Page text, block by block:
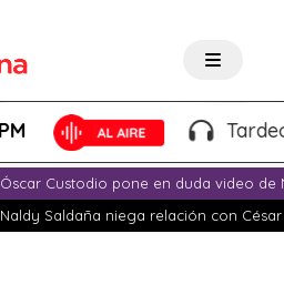
Tardeo
Óscar Custodio pone en duda video de
Naldy Saldaña niega relación con